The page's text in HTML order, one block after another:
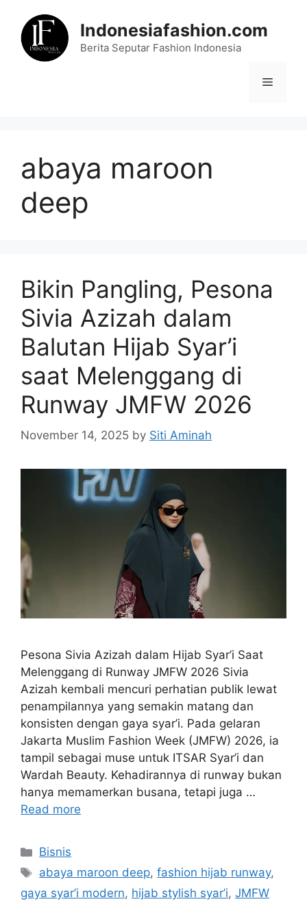
content
Indonesiafashion.com
Berita Seputar Fashion Indonesia
Menu
abaya maroon
deep
Bikin Pangling, Pesona
Sivia Azizah dalam
Balutan Hijab Syar’i
saat Melenggang di
Runway JMFW 2026
November 14, 2025 by Siti Aminah
Pesona Sivia Azizah dalam Hijab Syar’i Saat
Melenggang di Runway JMFW 2026 Sivia
Azizah kembali mencuri perhatian publik lewat
penampilannya yang semakin matang dan
konsisten dengan gaya syar’i. Pada gelaran
Jakarta Muslim Fashion Week (JMFW) 2026, ia
tampil sebagai muse untuk ITSAR Syar’i dan
Wardah Beauty. Kehadirannya di runway bukan
hanya memamerkan busana, tetapi juga …
Read more
Categories
Bisnis
Tags
abaya maroon deep,fashion hijab runway,
gaya syar’i modern, hijab stylish syar’i, JMFW